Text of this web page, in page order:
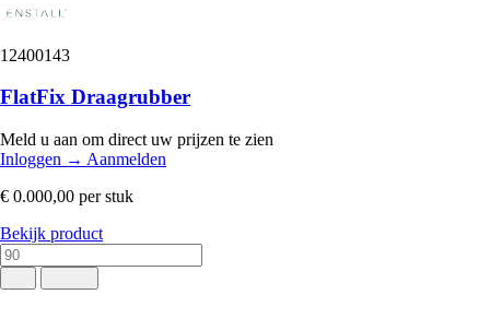
12400143
FlatFix Draagrubber
Meld u aan om direct uw prijzen te zien
Inloggen → Aanmelden
€ 0.000,00 per stuk
Bekijk product